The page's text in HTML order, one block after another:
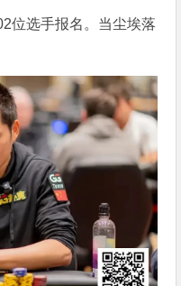
位选手报名。当尘埃落